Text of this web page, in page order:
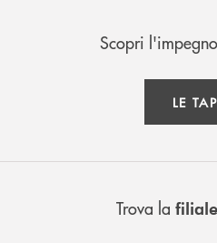
Scopri
LE
Trova la filiale